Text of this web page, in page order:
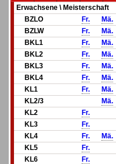
Erwachsene \ Meisterschaft
BZLO
Fr.
Mä.
BZLW
Fr.
Mä.
BKL1
Fr.
Mä.
BKL2
Fr.
Mä.
BKL3
Fr.
Mä.
BKL4
Fr.
Mä.
KL1
Fr.
Mä.
KL2/3
Mä.
KL2
Fr.
KL3
Fr.
KL4
Fr.
Mä.
KL5
Fr.
KL6
Fr.